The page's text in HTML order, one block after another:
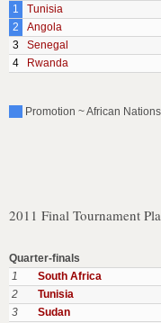
1
Tunisia
2
Angola
3
Senegal
4
Rwanda
Promotion ~ African
2011 Final Tournament
Quarter-finals
1
South Africa
2
Tunisia
3
Sudan